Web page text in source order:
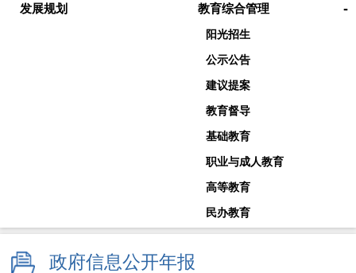
发展规划
教育综合管理 -
阳光招生
公示公告
建议提案
教育督导
基础教育
职业与成人教育
高等教育
民办教育
教师工作
政府信息公开年报